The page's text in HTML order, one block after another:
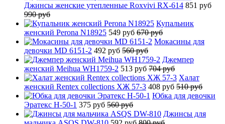
Джинсы женские утепленные Roxvivi RX-614 851 руб
990 руб
Купальник
женский Perona N18925 549 руб 670 руб
Мокасины для
девочки MD 6151-2 492 руб 560 руб
Джемпер
женский Meihua WH1759-2 513 руб 704 руб
Халат
женский Rentex collections ХЖ 57-3 408 руб 510 руб
Юбка для девочки
Эратекс H-50-1 375 руб 560 руб
Джинсы для